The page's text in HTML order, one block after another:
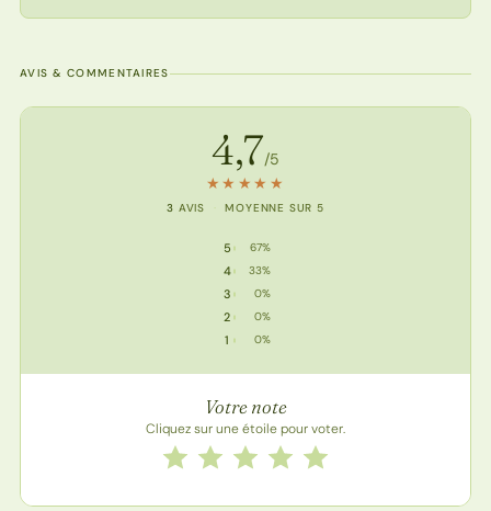
AVIS & COMMENTAIRES
Note de la recette
4,7/5
★ ★ ★ ★ ★
3 AVIS · MOYENNE SUR 5
5
5 étoiles : 2 votes
67%
4
4 étoile : 1 vote
33%
3
3 étoile : 0 vote
0%
2
2 étoile : 0 vote
0%
11 étoile : 0 vote
0%
Votre note
Cliquez sur une étoile pour voter.
Notez cette recette de 1 à 5 étoiles
5 étoiles
4 étoiles
3 étoiles
2 étoiles
1 étoile